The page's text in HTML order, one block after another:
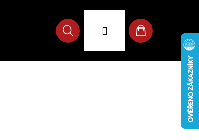
Hledat
Přihlášení
Nákupní